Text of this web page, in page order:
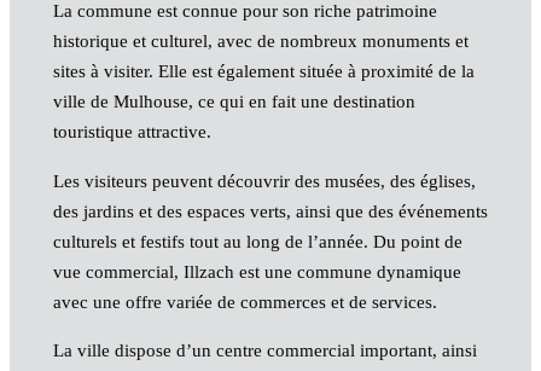
La commune est connue pour son riche patrimoine
historique et culturel, avec de nombreux monuments et
sites à visiter. Elle est également située à proximité de la
ville de Mulhouse, ce qui en fait une destination
touristique attractive.
Les visiteurs peuvent découvrir des musées, des églises,
des jardins et des espaces verts, ainsi que des événements
culturels et festifs tout au long de l’année. Du point de
vue commercial, Illzach est une commune dynamique
avec une offre variée de commerces et de services.
La ville dispose d’un centre commercial important, ainsi